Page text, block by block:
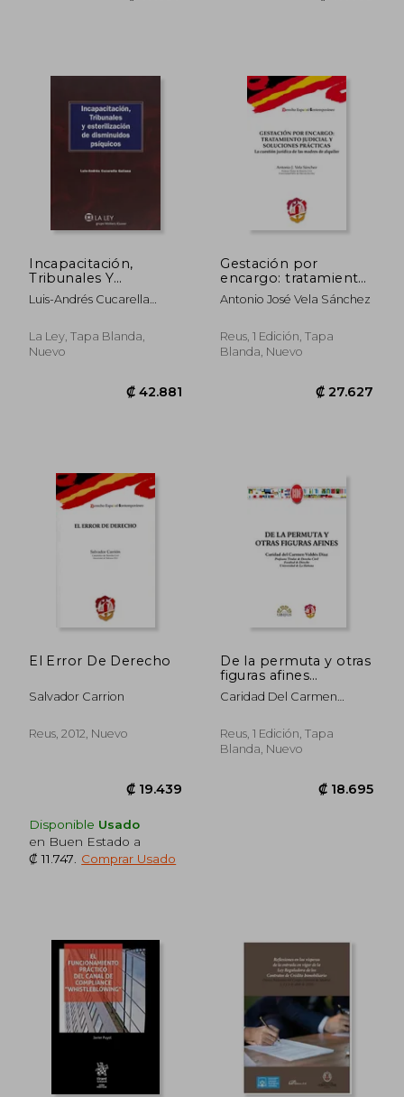
₡ 17.057
Incapacitación,
Tribunales Y
Esterilización De
Disminuidos
(Monografías Proceso
Civil Práctico)
Luis-Andrés Cucarella
La Ley, Tapa Blanda,
Nuevo
Gestación por
encargo: tratamiento
judicial y soluciones
prácticas: La cuestión
de alquiler (Derecho
Español
Antonio José Vela Sánchez
Reus, 1 Edición, Tapa
Blanda, Nuevo
El Error De Derecho
Salvador Carrion
Reus, 2012, Nuevo
Disponible Usado
en Buen Estado a
₡ 11.747
Comprar Usado
De la permuta y otras
figuras afines
(Biblioteca
Iberoamericana de
Caridad Del Carmen
Reus, 1 Edición, Tapa
Blanda, Nuevo